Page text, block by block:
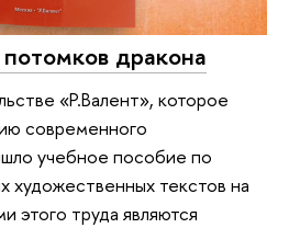
дракона
«Р.Валент», которое
современного
учебное пособие по
художественных текстов на
этого труда являются